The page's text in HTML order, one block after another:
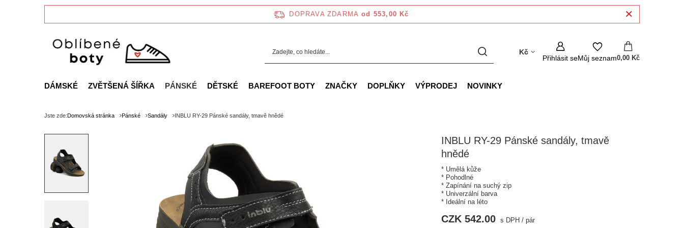
DOPRAVA ZDARMA od 553,00 Kč
Kč
Přihlásit seMůj seznam0,00 Kč
DÁMSKÉ ZVĚTŠENÁ ŠÍŘKA PÁNSKÉ DĚTSKÉ BAREFOOT BOTY ZNAČKY DOPLŇKY VÝPRODEJ NOVINKY
Jste zde:Domovská stránka Pánské Sandály INBLU RY-29 Pánské sandály, tmavě hnědé
INBLU RY-29 Pánské sandály, tmavě
hnědé
* Umělá kůže
* Pohodlné
* Zapínání na suchý zip
* Univerzální barva
* Ideální na léto
CZK 542.00 s DPH /pár